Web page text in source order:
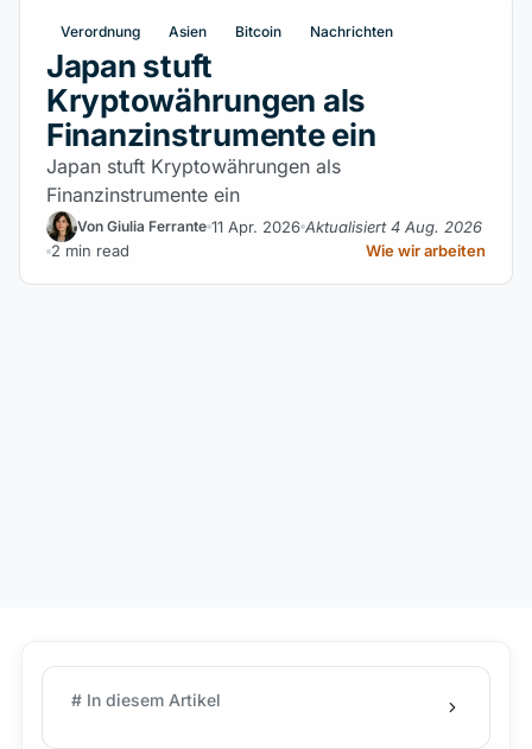
Verordnung Asien Bitcoin Nachrichten
Japan stuft
Kryptowährungen als
Finanzinstrumente ein
Japan stuft Kryptowährungen als
Finanzinstrumente ein
Von Giulia Ferrante 11 Apr. 2026 Aktualisiert 4 Aug. 2026
2 min read
Wie wir arbeiten
# In diesem Artikel